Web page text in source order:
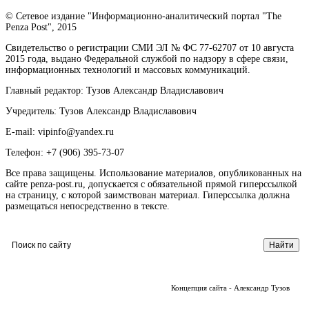
© Сетевое издание "Информационно-аналитический портал "The
Penza Post", 2015
Свидетельство о регистрации СМИ ЭЛ № ФС 77-62707 от 10 августа
2015 года, выдано Федеральной службой по надзору в сфере связи,
информационных технологий и массовых коммуникаций.
Главный редактор: Тузов Александр Владиславович
Учредитель: Тузов Александр Владиславович
E-mail: vipinfo@yandex.ru
Телефон: +7 (906) 395-73-07
Все права защищены. Использование материалов, опубликованных на
сайте penza-post.ru, допускается с обязательной прямой гиперссылкой
на страницу, с которой заимствован материал. Гиперссылка должна
размещаться непосредственно в тексте.
Концепция сайта - Александр Тузов